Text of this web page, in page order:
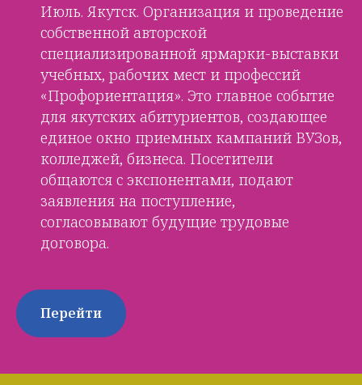
Июль. Якутск. Организация и проведение
собственной авторской
специализированной ярмарки-выставки
учебных, рабочих мест и профессий
«Профориентация». Это главное событие
для якутских абитуриентов, создающее
единое окно приемных кампаний ВУЗов,
колледжей, бизнеса. Посетители
общаются с экспонентами, подают
заявления на поступление,
согласовывают будущие трудовые
договора.
Перейти